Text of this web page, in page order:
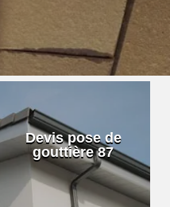
Devis pose de
gouttière 87